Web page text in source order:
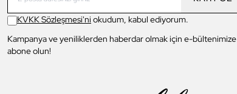
KVKK Sözleşmesi'ni okudum, kabul ediyorum.
Kampanya ve yeniliklerden haberdar olmak için e-bültenimize
abone olun!